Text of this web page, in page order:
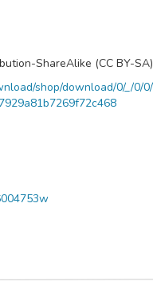
ShareAlike (CC BY-SA)
shop/download/0/_/